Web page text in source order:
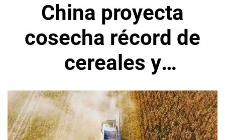
China proyecta
cosecha récord de
cereales y
oleaginosas, según
fuentes oficiales